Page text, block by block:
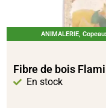
ANIMALERIE,
Fibre de bois
En stock